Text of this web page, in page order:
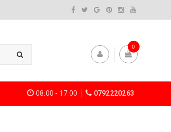
0
08:00 - 17:00 0792220263